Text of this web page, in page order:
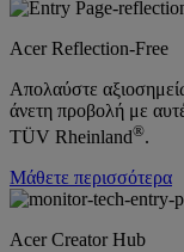
Acer Reflection-Free
Απολαύστε
άνετη προβολή με
TÜV Rheinland®.
Μάθετε περισσότερα
Acer Creator Hub